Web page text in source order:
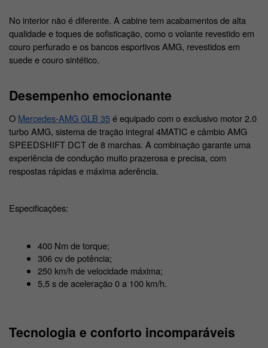
No interior não é diferente. A cabine tem acabamentos de alta
qualidade e toques de sofisticação, como o volante revestido em
couro perfurado e os bancos esportivos AMG, revestidos em
suede e couro sintético.
Desempenho emocionante
O Mercedes-AMG GLB 35 é equipado com o exclusivo motor 2.0
turbo AMG, sistema de tração integral 4MATIC e câmbio AMG
SPEEDSHIFT DCT de 8 marchas. A combinação garante uma
experiência de condução muito prazerosa e precisa, com
respostas rápidas e máxima aderência.
Especificações:
400 Nm de torque;
306 cv de potência;
250 km/h de velocidade máxima;
5,5 s de aceleração 0 a 100 km/h.
Tecnologia e conforto incomparáveis